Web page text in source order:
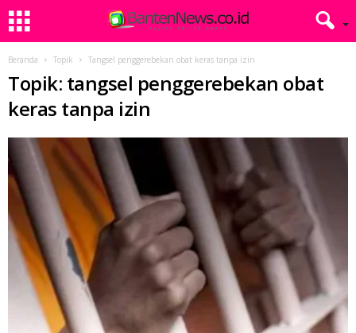
Beranda Topik Tangsel penggerebekan obat keras tanpa izin
Topik: tangsel penggerebekan obat
keras tanpa izin